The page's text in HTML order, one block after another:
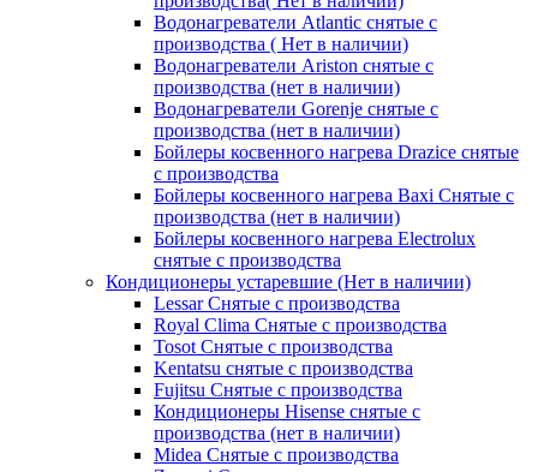
Водонагреватели Atlantic снятые с
производства ( Нет в наличии)
Водонагреватели Ariston снятые с
производства (нет в наличии)
Водонагреватели Gorenje снятые с
производства (нет в наличии)
Бойлеры косвенного нагрева Drazice снятые
с производства
Бойлеры косвенного нагрева Baxi Снятые с
производства (нет в наличии)
Бойлеры косвенного нагрева Electrolux
снятые с производства
Кондиционеры устаревшие (Нет в наличии)
Lessar Снятые с производства
Royal Clima Снятые с производства
Tosot Снятые с производства
Kentatsu снятые с производства
Fujitsu Снятые с производства
Кондиционеры Hisense снятые с
производства (нет в наличии)
Midea Снятые с производства